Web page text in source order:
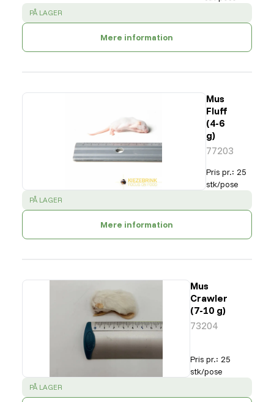
SUCCESS
PÅ LAGER
Mere information
Mus
Fluff
(4-6
g)
77203
Pris pr.: 25
stk/pose
SUCCESS
PÅ LAGER
Mere information
Mus
Crawler
(7-10 g)
73204
Pris pr.: 25
stk/pose
SUCCESS
PÅ LAGER